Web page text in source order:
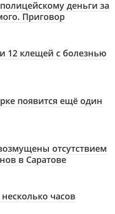
деньги за
Приговор
12 клещей с болезнью
появится ещё один
отсутствием
в Саратове
часов